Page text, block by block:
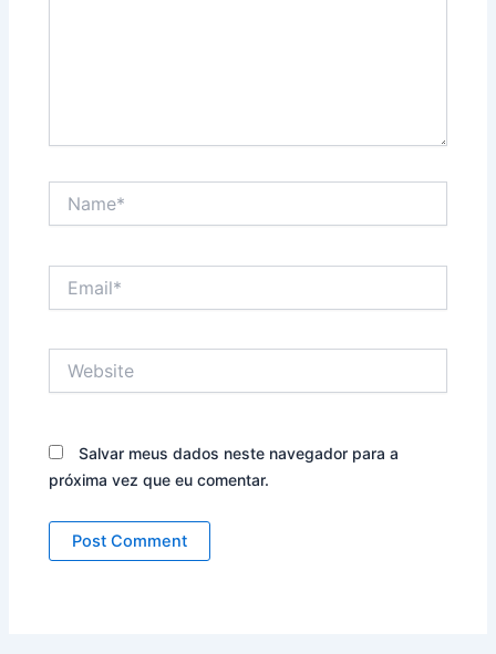
Salvar meus dados neste navegador para a
próxima vez que eu comentar.